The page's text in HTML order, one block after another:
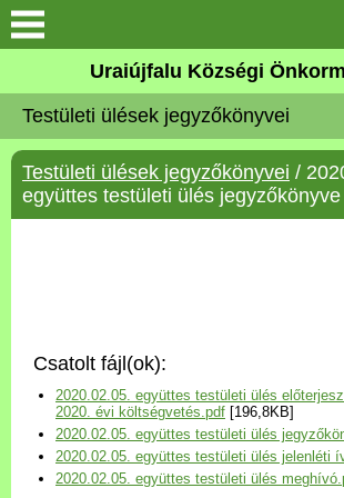
Köszöntő
Elérhetőségek
Uraiújfalu
Választási információk
Versenyképes Járások
Program
Uraiújfalu Községi
Testületi ülések jegyzőkönyvei
Testületi ülések jegyzőkönyvei /
együttes testületi ülés jegyzőkönyve
Csatolt fájl(ok):
2020.02.05. együttes testületi ülés
2020. évi költségvetés.pdf [196,8KB]
2020.02.05. együttes testületi ülés
2020.02.05. együttes testületi ülés jelenléti
2020.02.05. együttes testületi ülés